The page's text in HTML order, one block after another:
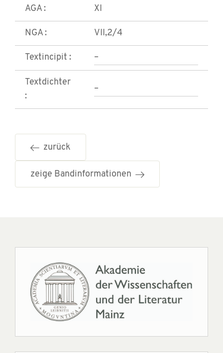
AGA : XI
NGA : VII,2/4
Textincipit : –
Textdichter
:
–
zurück
zeige Bandinformationen